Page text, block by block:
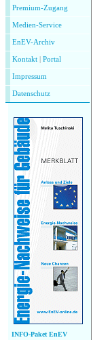
Premium-Zugang
Medien-Service
EnEV-Archiv
Kontakt Portal
Impressum
Datenschutz
INFO-Paket EnEV